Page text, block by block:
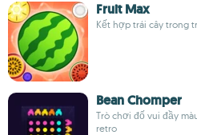
Fruit Max
Kết hợp trái cây trong
Bean Chomper
Trò chơi đố vui đầy
retro